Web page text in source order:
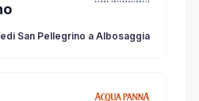
San Pellegrino a Albosaggia